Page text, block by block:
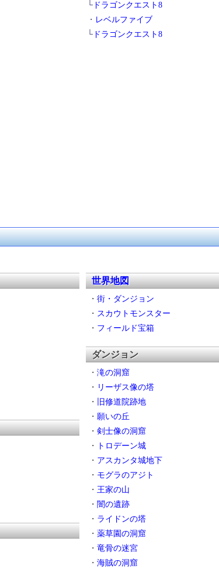
└ドラゴンクエスト8
・ レベルファイブ
└ドラゴンクエスト8
世界地図
・街・ダンジョン
・ スカウトモンスター
・ フィールド宝箱
ダンジョン
・滝の洞窟
・ リーザス像の塔
・
旧修道院跡地
・願いの丘
・剣士像の洞窟
・
トロデーン城
・ アスカンタ城地下
・ モグラのアジト
・王家の山
・ 闇の遺跡
・ ライドンの塔
・薬草園の洞窟
・竜骨の迷宮
・海賊の洞窟